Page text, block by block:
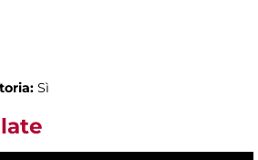
Sì